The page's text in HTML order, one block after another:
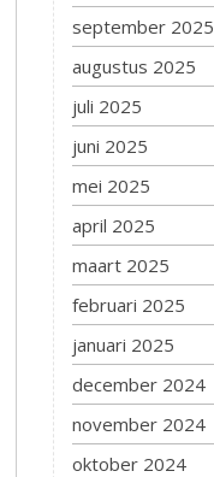
september 2025
augustus 2025
juli 2025
juni 2025
mei 2025
april 2025
maart 2025
februari 2025
januari 2025
december 2024
november 2024
oktober 2024